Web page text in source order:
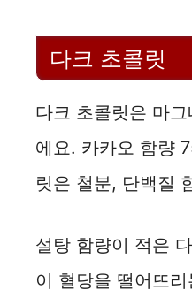
다크 초콜릿
다크 초콜릿은 마
에요. 카카오 함량
릿은 철분, 단백질
설탕 함량이 적은
이 혈당을 떨어뜨